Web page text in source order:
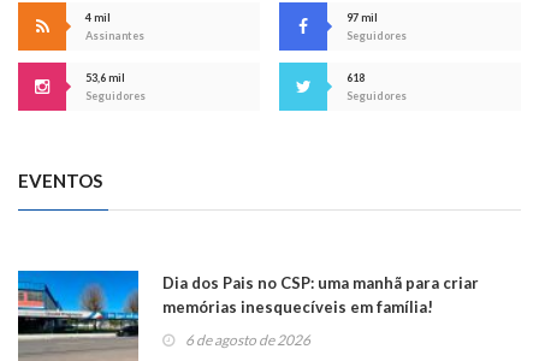
4 mil
Assinantes
97 mil
Seguidores
53,6 mil
Seguidores
618
Seguidores
EVENTOS
Dia dos Pais no CSP: uma manhã para criar
memórias inesquecíveis em família!
6 de agosto de 2026